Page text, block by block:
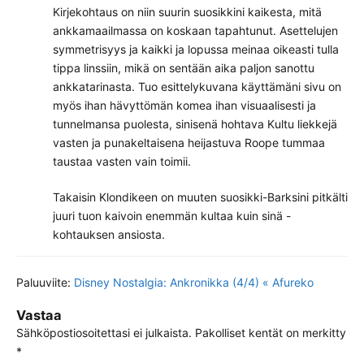
Kirjekohtaus on niin suurin suosikkini kaikesta, mitä
ankkamaailmassa on koskaan tapahtunut. Asettelujen
symmetrisyys ja kaikki ja lopussa meinaa oikeasti tulla
tippa linssiin, mikä on sentään aika paljon sanottu
ankkatarinasta. Tuo esittelykuvana käyttämäni sivu on
myös ihan hävyttömän komea ihan visuaalisesti ja
tunnelmansa puolesta, sinisenä hohtava Kultu liekkejä
vasten ja punakeltaisena heijastuva Roope tummaa
taustaa vasten vain toimii.
Takaisin Klondikeen on muuten suosikki-Barksini pitkälti
juuri tuon kaivoin enemmän kultaa kuin sinä -
kohtauksen ansiosta.
Paluuviite: Disney Nostalgia: Ankronikka (4/4) « Afureko
Vastaa
Sähköpostiosoitettasi ei julkaista. Pakolliset kentät on merkitty
*